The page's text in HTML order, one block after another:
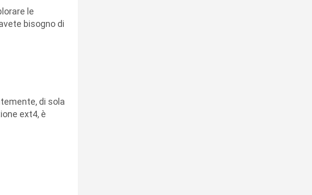
le
bisogno di
di sola
ext4, è